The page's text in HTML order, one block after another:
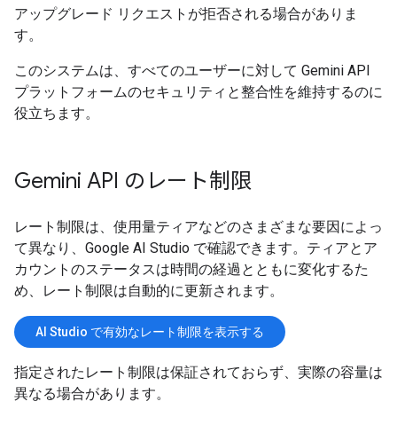
アップグレード リクエストが拒否される場合がありま
す。
このシステムは、すべてのユーザーに対して Gemini API
プラットフォームのセキュリティと整合性を維持するのに
役立ちます。
Gemini API のレート制限
レート制限は、使用量ティアなどのさまざまな要因によっ
て異なり、Google AI Studio で確認できます。ティアとア
カウントのステータスは時間の経過とともに変化するた
め、レート制限は自動的に更新されます。
AI Studio で有効なレート制限を表示する
指定されたレート制限は保証されておらず、実際の容量は
異なる場合があります。